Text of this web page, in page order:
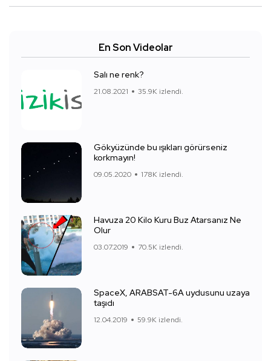
En Son Videolar
Salı ne renk?
21.08.2021 35.9K izlendi.
Gökyüzünde bu ışıkları görürseniz
korkmayın!
09.05.2020 178K izlendi.
Havuza 20 Kilo Kuru Buz Atarsanız Ne
Olur
03.07.2019 70.5K izlendi.
SpaceX, ARABSAT-6A uydusunu uzaya
taşıdı
12.04.2019 59.9K izlendi.